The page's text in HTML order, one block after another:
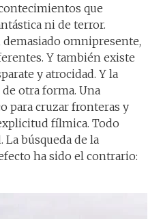
que
ni de terror.
demasiado omnipresente,
Y también existe
y atrocidad. Y la
otra forma. Una
para cruzar fronteras y
fílmica. Todo
búsqueda de la
ha sido el contrario: